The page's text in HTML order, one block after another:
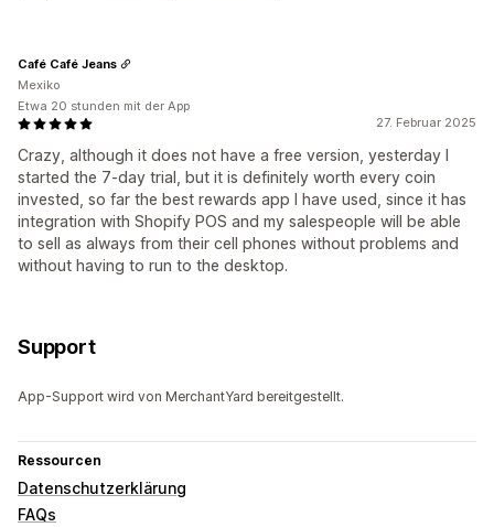
27. Februar 2025
Crazy, although it does not have a free version, yesterday I
started the 7-day trial, but it is definitely worth every coin
invested, so far the best rewards app I have used, since it has
integration with Shopify POS and my salespeople will be able
to sell as always from their cell phones without problems and
without having to run to the desktop.
Café Café Jeans
Mexiko
Etwa 20 stunden mit der App
Support
App-Support wird von MerchantYard bereitgestellt.
Ressourcen
Datenschutzerklärung
FAQs